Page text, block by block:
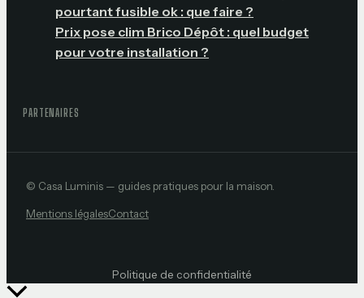
pourtant fusible ok : que faire ?
Prix pose clim Brico Dépôt : quel budget
pour votre installation ?
PARTENAIRES
© Casa Luminis — guides pratiques pour la maison.
Mentions légalesContact
Politique de confidentialité